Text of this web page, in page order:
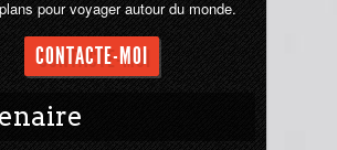
pour voyager autour du monde.
CONTACTE-MOI